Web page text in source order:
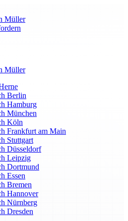
Müller
Müller
Berlin
Hamburg
München
Köln
Frankfurt am Main
Stuttgart
Düsseldorf
Leipzig
Dortmund
Essen
Bremen
Hannover
Nürnberg
Dresden